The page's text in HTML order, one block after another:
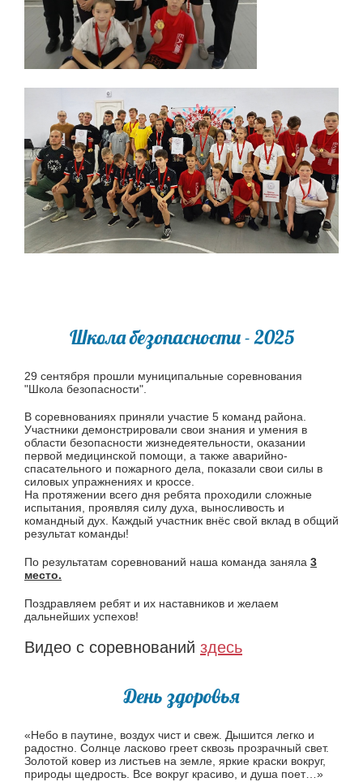
Школа безопасности - 2025
29 сентября прошли муниципальные соревнования
"Школа безопасности".
В соревнованиях приняли участие 5 команд района.
Участники демонстрировали свои знания и умения в
области безопасности жизнедеятельности, оказании
первой медицинской помощи, а также аварийно-
спасательного и пожарного дела, показали свои силы в
силовых упражнениях и кроссе.
На протяжении всего дня ребята проходили сложные
испытания, проявляя силу духа, выносливость и
командный дух. Каждый участник внёс свой вклад в общий
результат команды!
По результатам соревнований наша команда заняла 3
место.
Поздравляем ребят и их наставников и желаем
дальнейших успехов!
Видео с соревнований здесь
День здоровья
«Небо в паутине, воздух чист и свеж. Дышится легко и
радостно. Солнце ласково греет сквозь прозрачный свет.
Золотой ковер из листьев на земле, яркие краски вокруг,
природы щедрость. Все вокруг красиво, и душа поет…»